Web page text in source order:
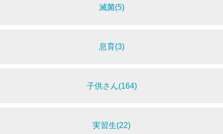
滅菌(5)
息育(3)
子供さん(164)
実習生(22)